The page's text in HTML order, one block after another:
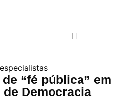
“fé pública” em
de Democracia